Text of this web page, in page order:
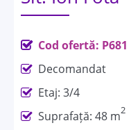
Cod ofertă: P681
Decomandat
Etaj: 3/4
Suprafață: 48 m2